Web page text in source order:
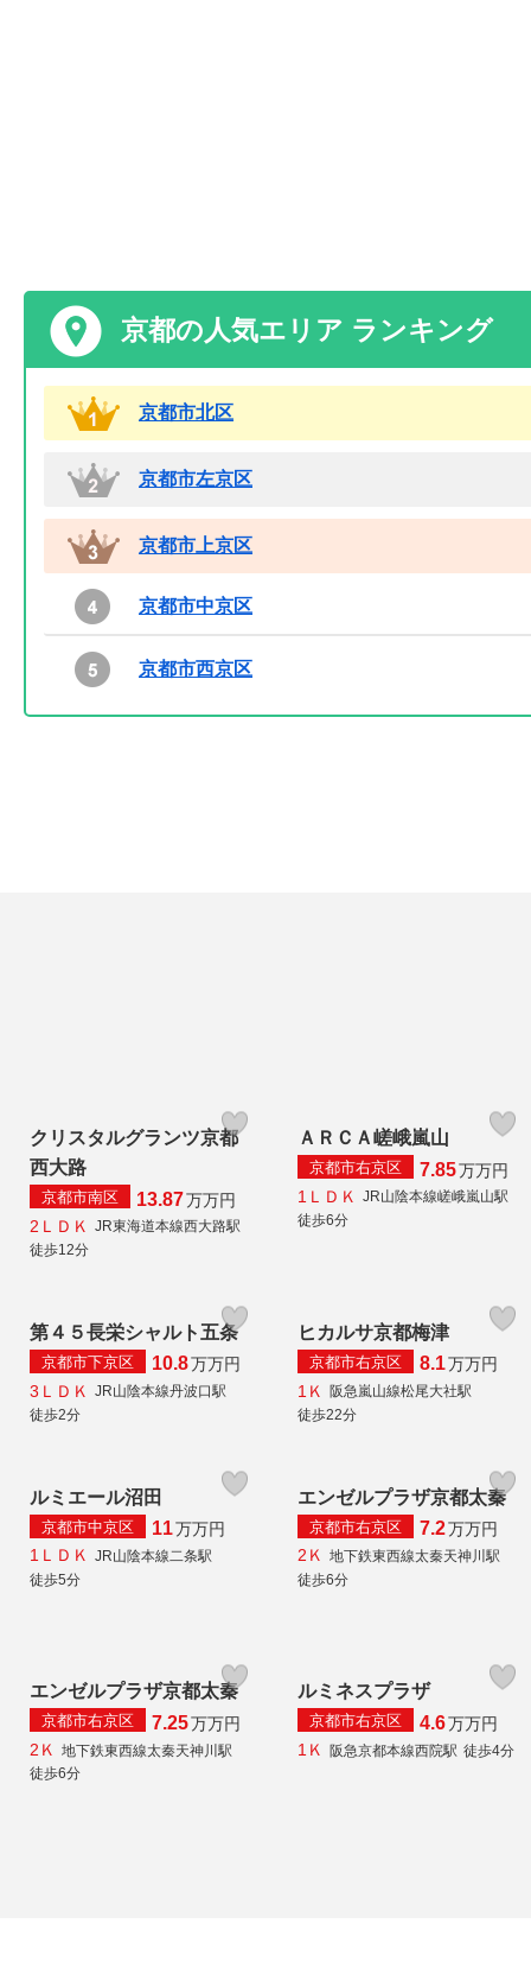
京都の人気エリア ランキング
京都市北区
京都市左京区
京都市上京区
京都市中京区
京都市西京区
クリスタルグランツ京都
西大路
京都市南区 13.87万万円
2ＬＤＫ
JR東海道本線西大路駅
徒歩12分
ＡＲＣＡ嵯峨嵐山
京都市右京区 7.85万万円
1ＬＤＫ
JR山陰本線嵯峨嵐山駅
徒歩6分
第４５長栄シャルト五条
京都市下京区 10.8万万円
3ＬＤＫ
JR山陰本線丹波口駅
徒歩2分
ヒカルサ京都梅津
京都市右京区 8.1万万円
1Ｋ
阪急嵐山線松尾大社駅
徒歩22分
ルミエール沼田
京都市中京区 11万万円
1ＬＤＫ JR山陰本線二条駅
徒歩5分
エンゼルプラザ京都太秦
京都市右京区 7.2万万円
2Ｋ 地下鉄東西線太秦天神川駅
徒歩6分
エンゼルプラザ京都太秦
京都市右京区 7.25万万円
2Ｋ
地下鉄東西線太秦天神川駅
徒歩6分
ルミネスプラザ
京都市右京区 4.6万万円
1Ｋ
阪急京都本線西院駅 徒歩4分